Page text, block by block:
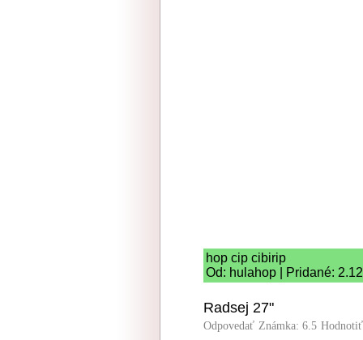
hop cip cibirip
Od: hulahop | Pridané:
Radsej 27"
Odpovedať Známka: 6.5